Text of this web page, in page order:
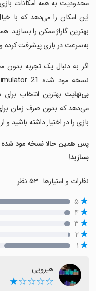
محدودیت به همه امکانات
این امکان را می‌دهد که با
بهترین گاراژ ممکن را بسازید.
به‌سرعت در بازی پیشرفت کرده و
اگر به دنبال یک تجربه
نسخه مود شده Car Mechanic Simulator 21 با قابلیت
بی‌نهایت بهترین انتخاب
می‌دهد که بدون صرف زمان برای
بازی را در اختیار داشته
پس همین حالا نسخه مود شده
بسازید!
نظرات و امتیازها
۵
۴
۳
۲
۱
هیرویی
☆☆☆☆★